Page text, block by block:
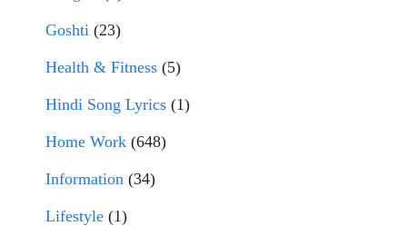
Goshti (23)
Health & Fitness (5)
Hindi Song Lyrics (1)
Home Work (648)
Information (34)
Lifestyle (1)